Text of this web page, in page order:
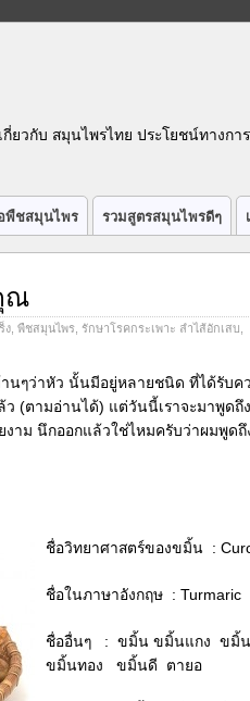
กี่ยวกับ สมุนไพรไทย ประโยชน์ทาง
พืชสมุนไพร รวมสูตรสมุนไพรดีๆ
ณ
ง พืชสมุนไพร รักษาโรคกระเพาะ ลำไส้อักเสบ
นๆว่าหัว นั้นมีอยู่หลายชนิด ที่ได้รับค
ว (ตามอ่านได้) แต่วันนี้เราจะมาพูดถึ
งาม นึกออกแล้วใช่ไหมครับว่าผมพูดถึ
ชื่อวิทยาศาสตร์ของขมิ้น :
ชื่อในภาษาอังกฤษ : Turmaric
ชื่ออื่นๆ : ขมิ้น ขมิ้นแกง ขมิ้
ขมิ้นทอง ขมิ้นดี ตายอ